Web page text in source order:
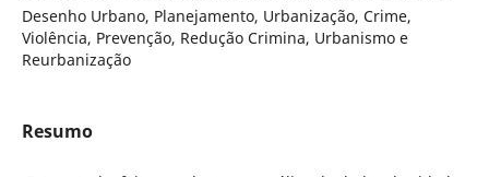
Desenho Urbano, Planejamento, Urbanização, Crime,
Violência, Prevenção, Redução Crimina, Urbanismo e
Reurbanização
Resumo